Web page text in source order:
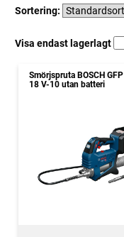
Sortering:
Visa endast lagerlagt
Smörjspruta BOSCH GFP
18 V-10 utan batteri